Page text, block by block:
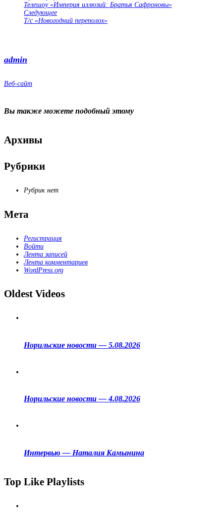
Телешоу «Империя иллюзий: Братья Сафроновы»
Следующее
Т/с «Новогодний переполох»
admin
Веб-сайт
Вы также можете подобный этому
Архивы
Рубрики
Рубрик нет
Мета
Регистрация
Войти
Лента записей
Лента комментариев
WordPress.org
Oldest Videos
Норильские новости — 5.08.2026
Норильские новости — 4.08.2026
Интервью — Наталия Камынина
Top Like Playlists